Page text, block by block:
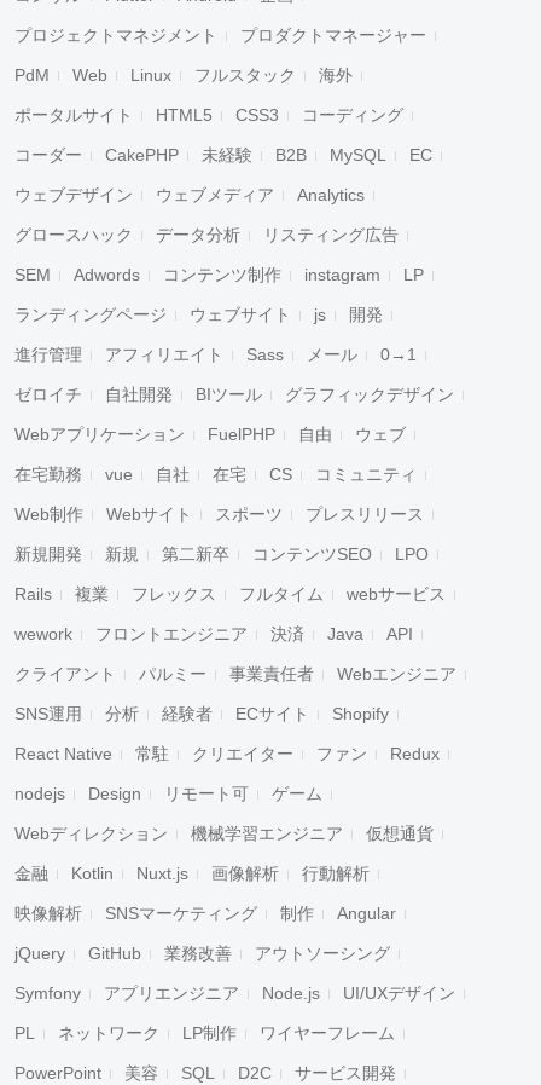
プロジェクトマネジメント プロダクトマネージャー
PdM Web Linux フルスタック 海外
ポータルサイト HTML5 CSS3 コーディング
コーダー CakePHP 未経験 B2B MySQL EC
ウェブデザイン ウェブメディア Analytics
グロースハック データ分析 リスティング広告
SEM Adwords コンテンツ制作 instagram LP
ランディングページ ウェブサイト js 開発
進行管理 アフィリエイト Sass メール 0→1
ゼロイチ 自社開発 BIツール グラフィックデザイン
Webアプリケーション FuelPHP 自由 ウェブ
在宅勤務 vue 自社 在宅 CS コミュニティ
Web制作 Webサイト スポーツ プレスリリース
新規開発 新規 第二新卒 コンテンツSEO LPO
Rails 複業 フレックス フルタイム webサービス
wework フロントエンジニア 決済 Java API
クライアント パルミー 事業責任者 Webエンジニア
SNS運用 分析 経験者 ECサイト Shopify
React Native 常駐 クリエイター ファン Redux
nodejs Design リモート可 ゲーム
Webディレクション 機械学習エンジニア 仮想通貨
金融 Kotlin Nuxt.js 画像解析 行動解析
映像解析 SNSマーケティング 制作 Angular
jQuery GitHub 業務改善 アウトソーシング
Symfony アプリエンジニア Node.js UI/UXデザイン
PL ネットワーク LP制作 ワイヤーフレーム
PowerPoint 美容 SQL D2C サービス開発